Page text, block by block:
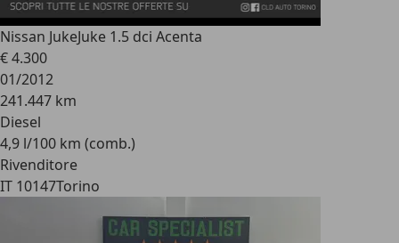
Nissan JukeJuke 1.5 dci Acenta
€ 4.300
01/2012
241.447 km
Diesel
4,9 l/100 km (comb.)
Rivenditore
IT 10147Torino